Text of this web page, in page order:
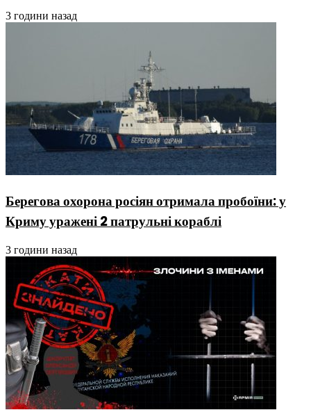
3 години назад
Берегова охорона росіян отримала пробоїни: у
Криму уражені 2 патрульні кораблі
3 години назад